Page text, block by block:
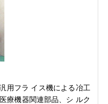
用フラ イス機による冶工
療機器関連部品、シ ルク